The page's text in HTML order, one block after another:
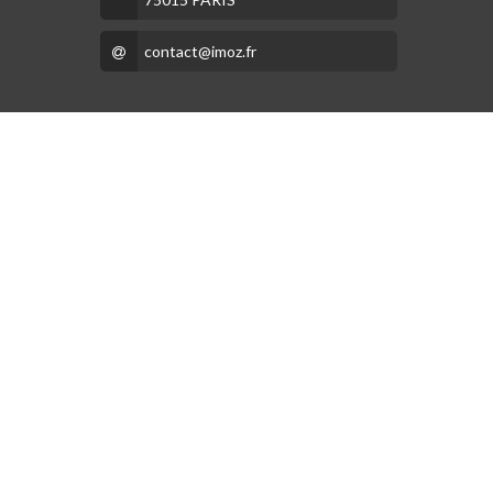
contact@imoz.fr